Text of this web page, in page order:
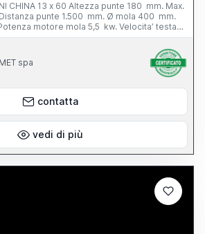
CHINA 13 x 60 Altezza punte 180 mm. Max.
punte 1.500 mm. Ø mola 400 mm.
motore mola 5,5 kw. Velocita’ testa
280 g/min. Inclinazione tavola - 3° / + 6°
di: - n. 1 autocentrante Ø 165 mm.
con filtro - cunei di livellamento
spa
contatta
vedi di più